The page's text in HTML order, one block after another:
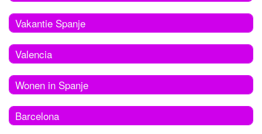
Vakantie Spanje
Valencia
Wonen in Spanje
Barcelona